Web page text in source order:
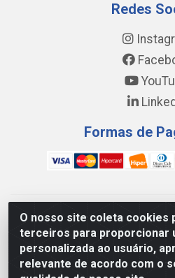
O nosso site coleta cookies
terceiros para proporcionar
personalizada ao usuário,
relevante de acordo com o
Redes
Formas de
WING DISTRIBUIDORA COMÉRCIO
DE CONSTRUÇÕES LTDA - AV.
PATRÍCIA GOMES, CAUCAIA/
17.523.384/